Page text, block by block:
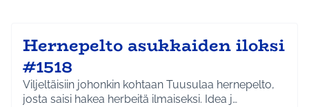
Hernepelto asukkaiden iloksi
#1518
Viljeltäisiin johonkin kohtaan Tuusulaa hernepelto,
josta saisi hakea herbeitä ilmaiseksi. Idea j…